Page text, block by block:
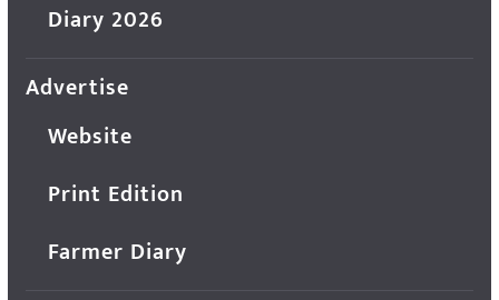
Diary 2026
Advertise
Website
Print Edition
Farmer Diary